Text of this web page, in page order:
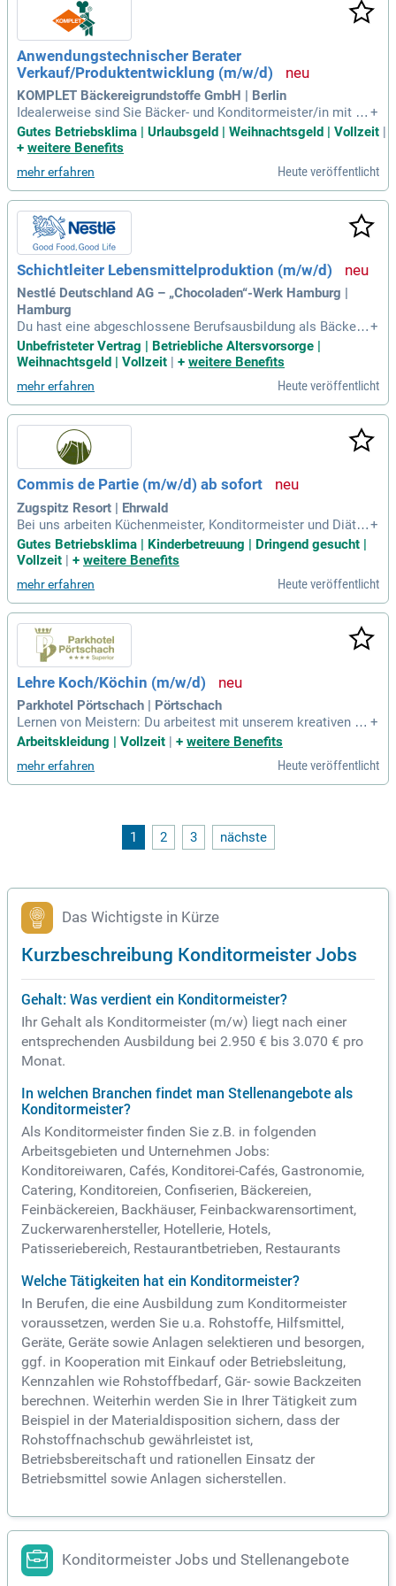
n und Spezialitäten gestalten, während du deine Fähigkeiten
in der Herstellung und Organisation weiterentwickelst. Kom
m zu Riedmair und verzaubere unsere Kunden mit exquisiten
Köstlichkeiten!
Anwendungstechnischer Berater
Verkauf/Produktentwicklung (m/w/d)
KOMPLET Bäckereigrundstoffe GmbH | Berlin
Idealerweise sind Sie Bäcker- und Konditormeister/in mit Er
fahrung in Großbackbetrieben; Eventuell mit einer Zusatzau
sbildung als Betriebswirt/in des Handwerks; Kommunikatio
Einsatzbereitschaft,
+
Gutes Betriebsklima | Urlaubsgeld | Weihnachtsgeld | Vollzeit |
+ weitere Benefits
mehr erfahren Heute veröffentlicht
Schichtleiter Lebensmittelproduktion (m/w/d)
Nestlé Deutschland AG – „Chocoladen“-Werk Hamburg |
Hamburg
Du hast eine abgeschlossene Berufsausbildung als Bäcker
oder Konditor; Du hast eine Weiterbildung zum Bäckermeist
er oder Konditormeister absolviert; Du hast Spaß bei der Zu
d gut in Wort und Schrift
+
Unbefristeter Vertrag | Betriebliche Altersvorsorge |
Weihnachtsgeld | Vollzeit
+ weitere Benefits
mehr erfahren Heute veröffentlicht
Commis de Partie (m/w/d) ab sofort
Zugspitz Resort | Ehrwald
Bei uns arbeiten Küchenmeister, Konditormeister und Diätk
öche von denen du jede Menge lernen kannst! Du besitzt gut
e Deutschkenntnisse? Du gestaltest gern mit und bringst de
+
Gutes Betriebsklima | Kinderbetreuung | Dringend gesucht |
Vollzeit | + weitere Benefits
mehr erfahren Heute veröffentlicht
Lehre Koch/Köchin (m/w/d)
Parkhotel Pörtschach | Pörtschach
Lernen von Meistern: Du arbeitest mit unserem kreativen Kü
chenchef, unserem Konditormeister oder mit unserem Servi
ce-Meister zusammen und kannst so viele Erfahrungen sam
meln.
+
Arbeitskleidung | Vollzeit | + weitere Benefits
mehr erfahren Heute veröffentlicht
1 2 3 nächste
Das Wichtigste in Kürze
Kurzbeschreibung Konditormeister Jobs
Gehalt: Was verdient ein Konditormeister?
Ihr Gehalt als Konditormeister (m/w) liegt nach einer
entsprechenden Ausbildung bei 2.950 € bis 3.070 € pro
Monat.
In welchen Branchen findet man Stellenangebote als
Konditormeister?
Als Konditormeister finden Sie z.B. in folgenden
Arbeitsgebieten und Unternehmen Jobs:
Konditoreiwaren, Cafés, Konditorei-Cafés, Gastronomie,
Catering, Konditoreien, Confiserien, Bäckereien,
Feinbäckereien, Backhäuser, Feinbackwarensortiment,
Zuckerwarenhersteller, Hotellerie, Hotels,
Patisseriebereich, Restaurantbetrieben, Restaurants
Welche Tätigkeiten hat ein Konditormeister?
In Berufen, die eine Ausbildung zum Konditormeister
voraussetzen, werden Sie u.a. Rohstoffe, Hilfsmittel,
Geräte, Geräte sowie Anlagen selektieren und besorgen,
ggf. in Kooperation mit Einkauf oder Betriebsleitung,
Kennzahlen wie Rohstoffbedarf, Gär- sowie Backzeiten
berechnen. Weiterhin werden Sie in Ihrer Tätigkeit zum
Beispiel in der Materialdisposition sichern, dass der
Rohstoffnachschub gewährleistet ist,
Betriebsbereitschaft und rationellen Einsatz der
Betriebsmittel sowie Anlagen sicherstellen.
Konditormeister Jobs und Stellenangebote